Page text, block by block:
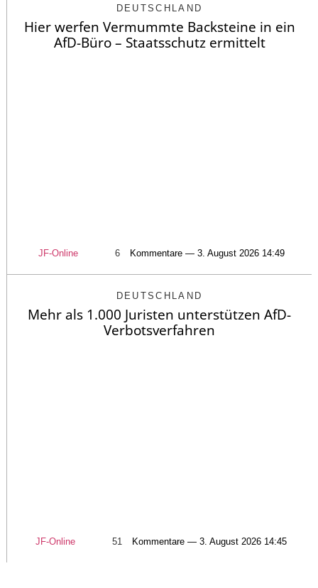
DEUTSCHLAND
Hier werfen Vermummte Backsteine in ein
AfD-Büro – Staatsschutz ermittelt
JF-Online 6 Kommentare — 3. August 2026 14:49
DEUTSCHLAND
Mehr als 1.000 Juristen unterstützen AfD-
Verbotsverfahren
JF-Online 51 Kommentare — 3. August 2026 14:45